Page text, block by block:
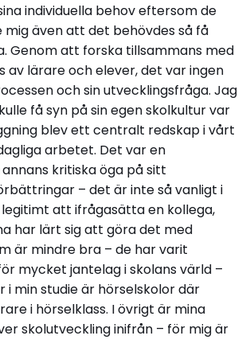
individuella behov eftersom de
även att det behövdes så få
Genom att forska tillsammans med
av lärare och elever, det var ingen
och sin utvecklingsfråga. Jag
få syn på sin egen skolkultur var
blev ett centralt redskap i vårt
arbetet. Det var en
kritiska öga på sitt
– det är inte så vanligt i
att ifrågasätta en kollega,
har lärt sig att göra det med
är mindre bra – de har varit
mycket jantelag i skolans värld –
i min studie är hörselskolor där
i hörselklass. I övrigt är mina
skolutveckling inifrån – för mig är